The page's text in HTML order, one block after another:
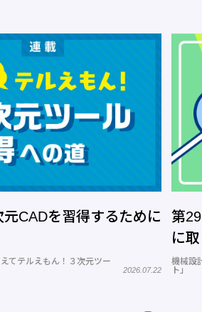
CADを習得するために
てテルえもん！３次元ツー
2026.07.22
第
に
機械設
ト」